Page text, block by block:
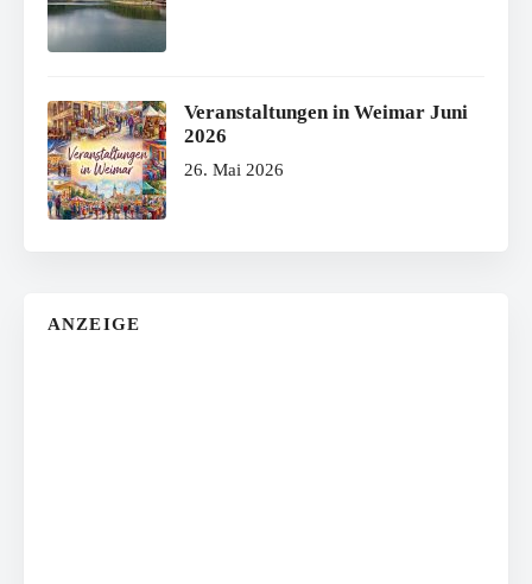
Veranstaltungen in Weimar Juni
2026
26. Mai 2026
ANZEIGE